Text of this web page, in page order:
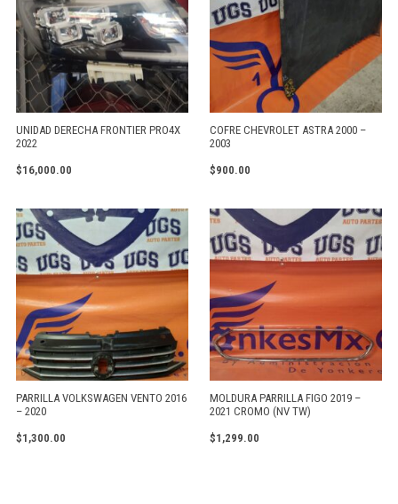
UNIDAD DERECHA FRONTIER PRO4X
2022
$16,000.00
COFRE CHEVROLET ASTRA 2000 –
2003
$900.00
PARRILLA VOLKSWAGEN VENTO 2016
– 2020
$1,300.00
MOLDURA PARRILLA FIGO 2019 –
2021 CROMO (NV TW)
$1,299.00